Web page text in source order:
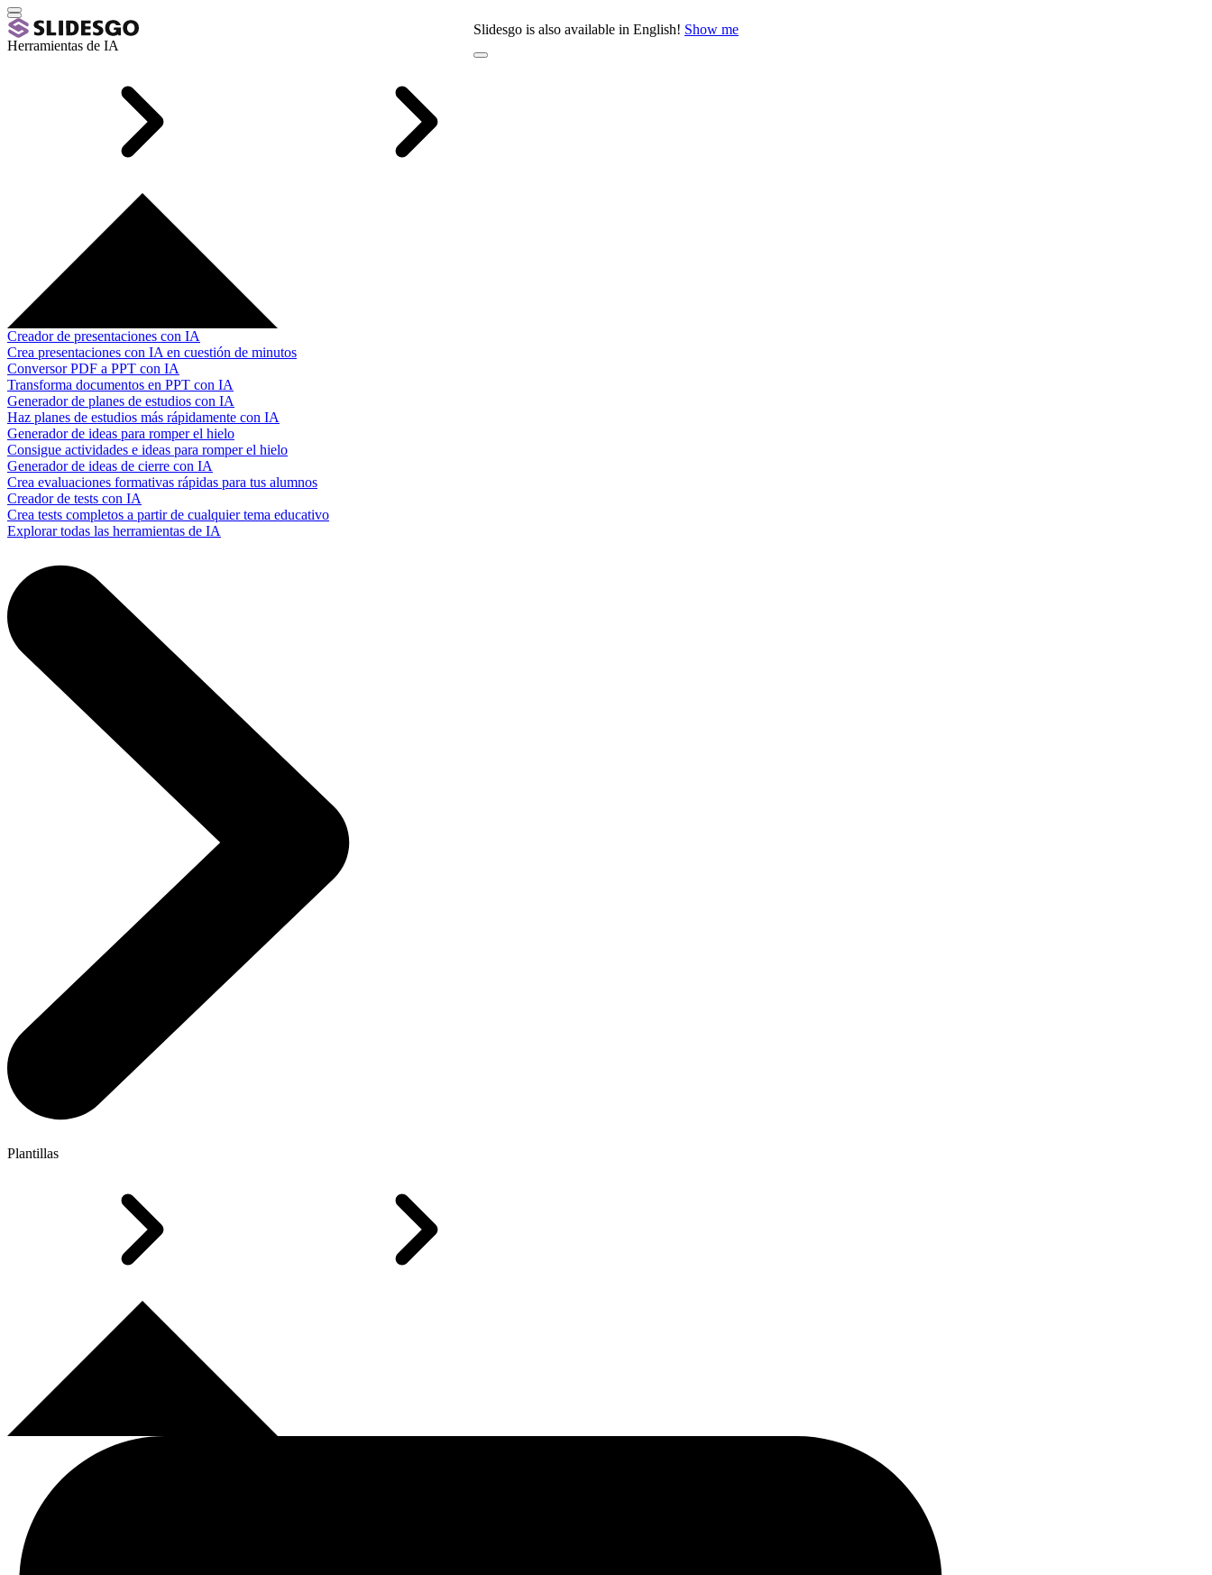
Slidesgo is also available in English! Show me
Herramientas de IA
Creador de presentaciones con IA
Crea presentaciones con IA en cuestión de minutos
Conversor PDF a PPT con IA
Transforma documentos en PPT con IA
Generador de planes de estudios con IA
Haz planes de estudios más rápidamente con IA
Generador de ideas para romper el hielo
Consigue actividades e ideas para romper el hielo
Generador de ideas de cierre con IA
Crea evaluaciones formativas rápidas para tus alumnos
Creador de tests con IA
Crea tests completos a partir de cualquier tema educativo
Explorar todas las herramientas de IA
Plantillas